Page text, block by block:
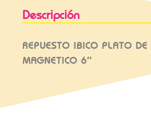
Descripción
REPUESTO IBICO PLATO DE
MAGNETICO 6″